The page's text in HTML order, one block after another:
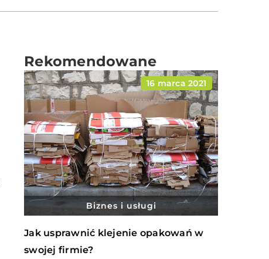
Rekomendowane
16 marca 2021
Biznes i usługi
Jak usprawnić klejenie opakowań w
swojej firmie?